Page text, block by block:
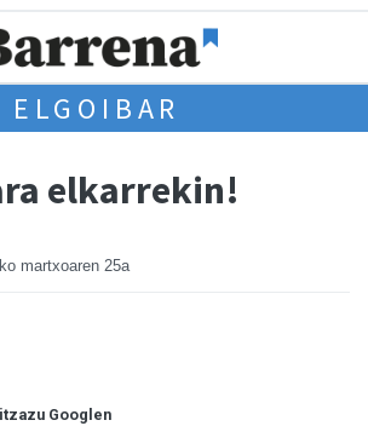
ELGOIBAR
elkarrekin!
martxoaren 25a
Googlen